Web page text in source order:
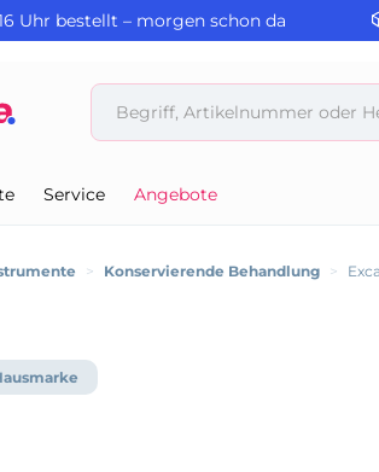
Uhr bestellt – morgen schon da
Service Angebote
> Konservierende Behandlung >